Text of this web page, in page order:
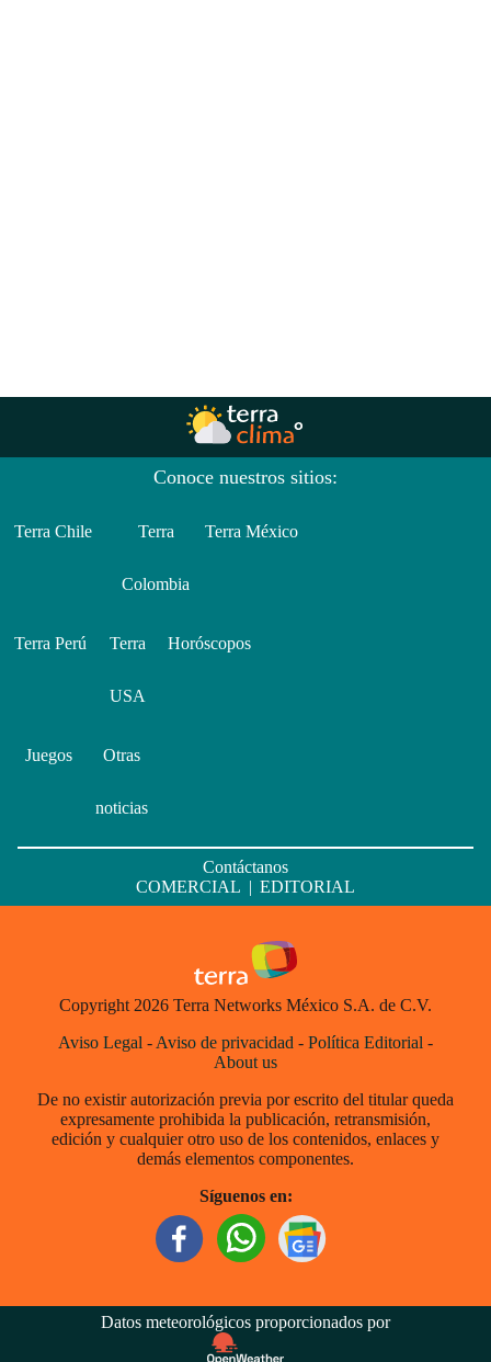
Conoce nuestros sitios:
Terra Chile Terra
Colombia
Terra México
Terra Perú Terra
USA
Horóscopos
Juegos Otras
noticias
Contáctanos
COMERCIAL
EDITORIAL
Copyright 2026 Terra Networks México S.A. de C.V.
Aviso Legal - Aviso de privacidad - Política Editorial -
About us
De no existir autorización previa por escrito del titular queda
expresamente prohibida la publicación, retransmisión,
edición y cualquier otro uso de los contenidos, enlaces y
demás elementos componentes.
Síguenos en:
Datos meteorológicos proporcionados por